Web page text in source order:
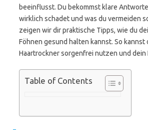
beeinflusst. Du bekommst klare
wirklich schadet und was du vermeiden
zeigen wir dir praktische Tipps, wie du
Föhnen gesund halten kannst. So kannst
Haartrockner sorgenfrei nutzen und dein
Table of Contents